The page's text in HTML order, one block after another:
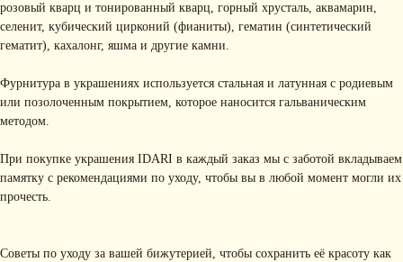
розовый кварц и тонированный кварц, горный хрусталь, аквамарин,
селенит, кубический цирконий (фианиты), гематин (синтетический
гематит), кахалонг, яшма и другие камни.
Фурнитура в украшениях используется стальная и латунная с родиевым
или позолоченным покрытием, которое наносится гальваническим
методом.
При покупке украшения IDARI в каждый заказ мы с заботой вкладываем
памятку с рекомендациями по уходу, чтобы вы в любой момент могли их
прочесть.
Советы по уходу за вашей бижутерией, чтобы сохранить её красоту как